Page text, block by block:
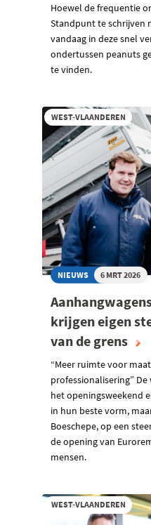
Hoewel de frequentie
Standpunt te schrijven
vandaag in deze snel
ondertussen peanuts
te vinden.
WEST-VLAANDEREN
NIEUWS 6 MRT 2026
krijgen eigen
van de grens
“Meer ruimte voor
professionalisering”
het openingsweekend
in hun beste vorm,
Boeschepe, op een
de opening van
mensen.
WEST-VLAANDEREN